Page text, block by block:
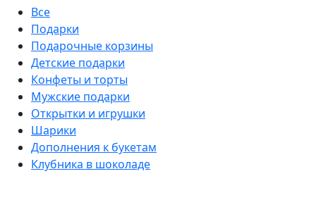
Все
Подарки
Подарочные корзины
Детские подарки
Конфеты и торты
Мужские подарки
Открытки и игрушки
Шарики
Дополнения к букетам
Клубника в шоколаде